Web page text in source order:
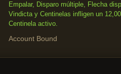
Empalar, Disparo múltiple, Flecha
Vindicta y Centinelas infligen un
Centinela activo.
Account Bound